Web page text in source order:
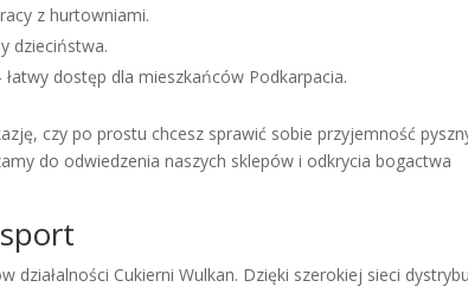
z hurtowniami.
dzieciństwa.
łatwy dostęp dla mieszkańców Podkarpacia.
czy po prostu chcesz sprawić sobie przyjemność
do odwiedzenia naszych sklepów i odkrycia bogactwa
Cukierni Wulkan. Dzięki szerokiej sieci